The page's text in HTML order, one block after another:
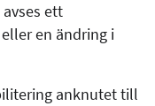
ett
en ändring i
anknutet till